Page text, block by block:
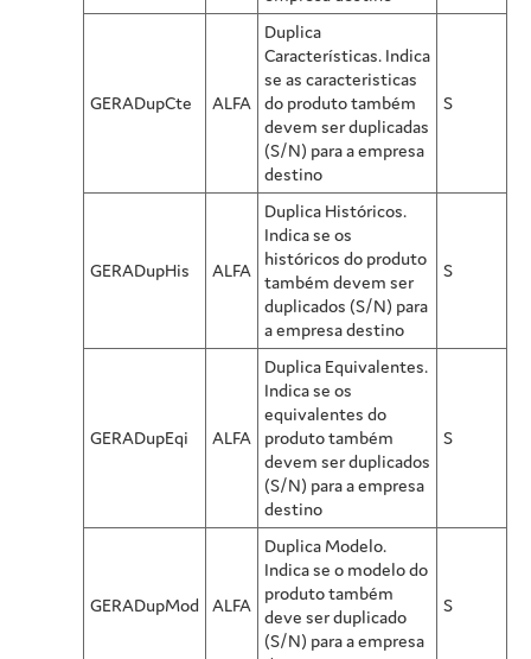
GERADupCte ALFA
Duplica
Características. Indica
se as caracteristicas
do produto também
devem ser duplicadas
(S/N) para a empresa
destino
S
GERADupHis ALFA
Duplica Históricos.
Indica se os
históricos do produto
também devem ser
duplicados (S/N) para
a empresa destino
S
GERADupEqi ALFA
Duplica Equivalentes.
Indica se os
equivalentes do
produto também
devem ser duplicados
(S/N) para a empresa
destino
S
GERADupMod ALFA
Duplica Modelo.
Indica se o modelo do
produto também
deve ser duplicado
(S/N) para a empresa
S